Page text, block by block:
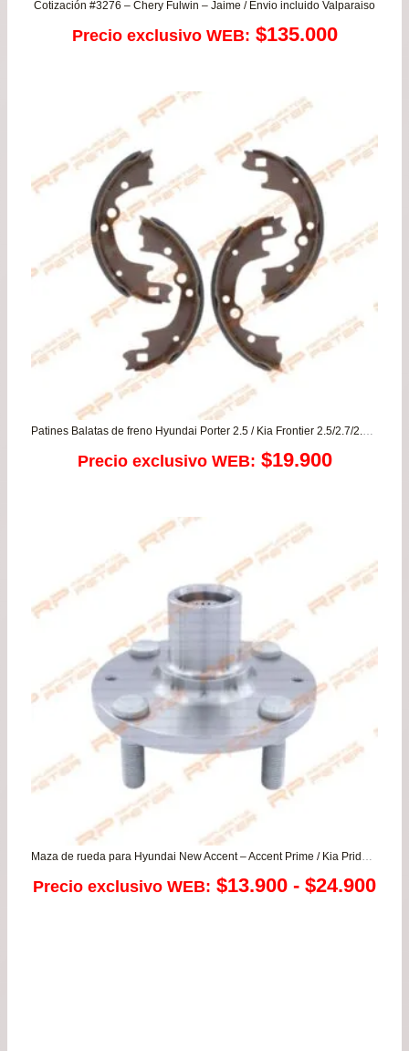
Cotización #3276 – Chery Fulwin – Jaime / Envio incluido Valparaiso
Precio exclusivo WEB: $135.000
Precio exclusivo WEB: $19.900
Precio exclusivo WEB: $13.900 - $24.900